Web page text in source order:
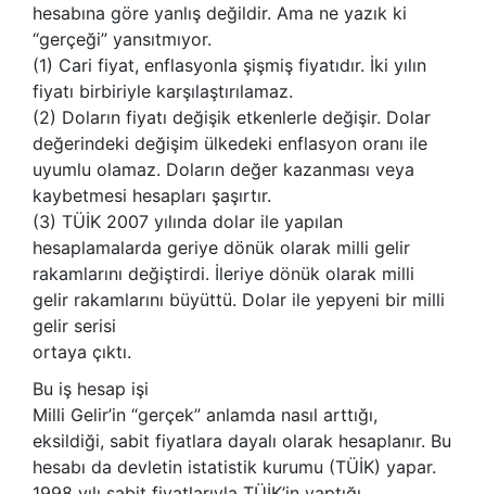
hesabına göre yanlış değildir. Ama ne yazık ki
“gerçeği” yansıtmıyor.
(1) Cari fiyat, enflasyonla şişmiş fiyatıdır. İki yılın
fiyatı birbiriyle karşılaştırılamaz.
(2) Doların fiyatı değişik etkenlerle değişir. Dolar
değerindeki değişim ülkedeki enflasyon oranı ile
uyumlu olamaz. Doların değer kazanması veya
kaybetmesi hesapları şaşırtır.
(3) TÜİK 2007 yılında dolar ile yapılan
hesaplamalarda geriye dönük olarak milli gelir
rakamlarını değiştirdi. İleriye dönük olarak milli
gelir rakamlarını büyüttü. Dolar ile yepyeni bir milli
gelir serisi
ortaya çıktı.
Bu iş hesap işi
Milli Gelir’in “gerçek” anlamda nasıl arttığı,
eksildiği, sabit fiyatlara dayalı olarak hesaplanır. Bu
hesabı da devletin istatistik kurumu (TÜİK) yapar.